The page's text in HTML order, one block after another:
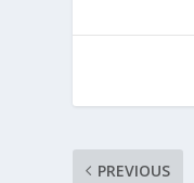
PREVIOUS